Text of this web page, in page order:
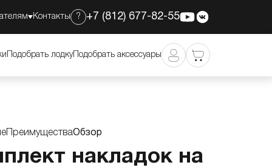
Контакты ? +7 (812) 677-82-55
Подобрать лодкуПодобрать аксессуары
4 500 5 200 Добавить в корзину
ПреимуществаОбзор
накладок на